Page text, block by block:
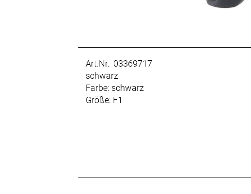
Art.Nr. 03369717
schwarz
Farbe: schwarz
Größe: F1